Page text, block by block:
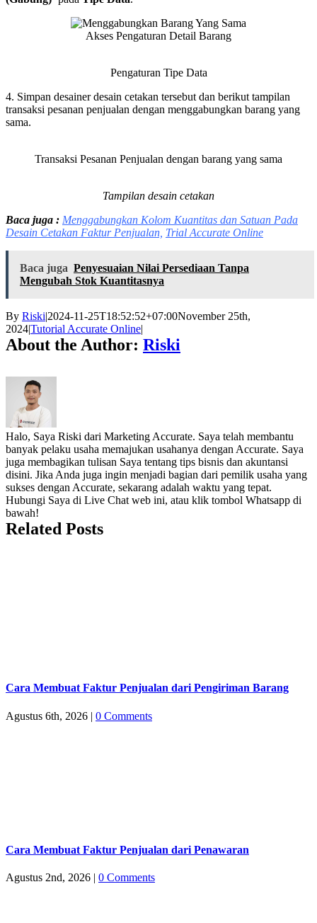
Akses Pengaturan Detail Barang
Pengaturan Tipe Data
4. Simpan desainer desain cetakan tersebut dan berikut tampilan
transaksi pesanan penjualan dengan menggabungkan barang yang
sama.
Transaksi Pesanan Penjualan dengan barang yang sama
Tampilan desain cetakan
Baca juga : Menggabungkan Kolom Kuantitas dan Satuan Pada
Desain Cetakan Faktur Penjualan, Trial Accurate Online
Baca juga Penyesuaian Nilai Persediaan Tanpa
Mengubah Stok Kuantitasnya
By Riski|2024-11-25T18:52:52+07:00November 25th,
2024|Tutorial Accurate Online|
About the Author: Riski
Halo, Saya Riski dari Marketing Accurate. Saya telah membantu
banyak pelaku usaha memajukan usahanya dengan Accurate. Saya
juga membagikan tulisan Saya tentang tips bisnis dan akuntansi
disini. Jika Anda juga ingin menjadi bagian dari pemilik usaha yang
sukses dengan Accurate, sekarang adalah waktu yang tepat.
Hubungi Saya di Live Chat web ini, atau klik tombol Whatsapp di
bawah!
Related Posts
Cara Membuat Faktur Penjualan dari Pengiriman Barang
Agustus 6th, 2026 | 0 Comments
Cara Membuat Faktur Penjualan dari Penawaran
Agustus 2nd, 2026 | 0 Comments